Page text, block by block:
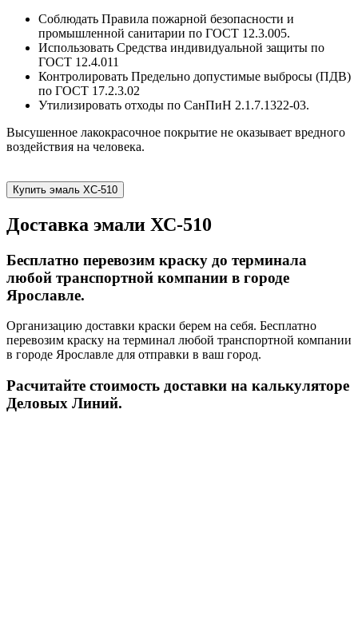
Соблюдать Правила пожарной безопасности и
промышленной санитарии по ГОСТ 12.3.005.
Использовать Средства индивидуальной защиты по
ГОСТ 12.4.011
Контролировать Предельно допустимые выбросы (ПДВ)
по ГОСТ 17.2.3.02
Утилизировать отходы по СанПиН 2.1.7.1322-03.
Высушенное лакокрасочное покрытие не оказывает вредного
воздействия на человека.
Купить эмаль ХС-510
Доставка эмали ХС-510
Бесплатно перевозим краску до терминала
любой транспортной компании в городе
Ярославле.
Организацию доставки краски берем на себя. Бесплатно
перевозим краску на терминал любой транспортной компании
в городе Ярославле для отправки в ваш город.
Расчитайте стоимость доставки на калькуляторе
Деловых Линий.